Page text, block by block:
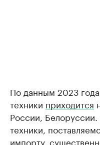
По данным 2023
техники приходится
России,
техники,
импорту,